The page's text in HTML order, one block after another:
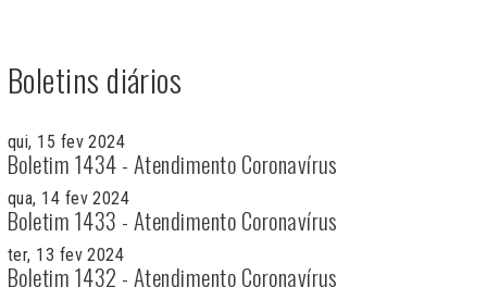
Boletins diários
qui, 15 fev 2024
Boletim 1434 - Atendimento Coronavírus
qua, 14 fev 2024
Boletim 1433 - Atendimento Coronavírus
ter, 13 fev 2024
Boletim 1432 - Atendimento Coronavírus